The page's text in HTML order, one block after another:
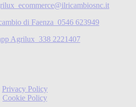
ecommerce@ilricambiosnc.it
0546 623949
338 2221407
Privacy Policy
Cookie Policy